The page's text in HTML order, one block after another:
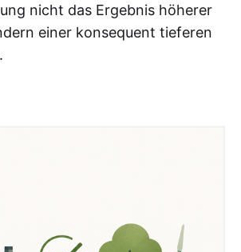
nicht das Ergebnis höherer
einer konsequent tieferen